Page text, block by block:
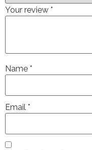
Your review *
Name *
Email *